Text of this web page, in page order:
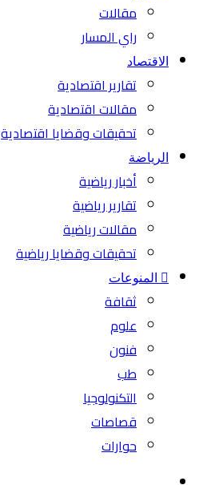
مقالات
راي المسار
الاقتصاد
تقارير اقتصادية
مقالات اقتصادية
تحقيقات وقضايا اقتصادية
الرياضة
أخبار رياضية
تقارير رياضية
مقالات رياضية
تحقيقات وقضايا رياضية
المنوعات
ثقافة
علوم
فنون
طب
التكنولوجيا
قصاصات
حوارات